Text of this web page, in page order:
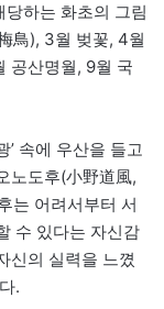
하는 화초의 그림
鳥), 3월 벚꽃, 4월
공산명월, 9월 국
’ 속에 우산을 들고
노도후(小野道風,
는 어려서부터 서
수 있다는 자신감
신의 실력을 느꼈
.